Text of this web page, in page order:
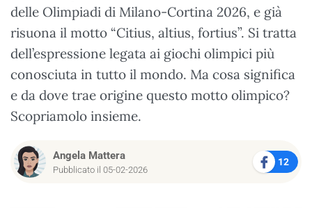
delle Olimpiadi di Milano-Cortina 2026, e già
risuona il motto “Citius, altius, fortius”. Si tratta
dell’espressione legata ai giochi olimpici più
conosciuta in tutto il mondo. Ma cosa significa
e da dove trae origine questo motto olimpico?
Scopriamolo insieme.
Angela Mattera
Pubblicato il 05-02-2026
12